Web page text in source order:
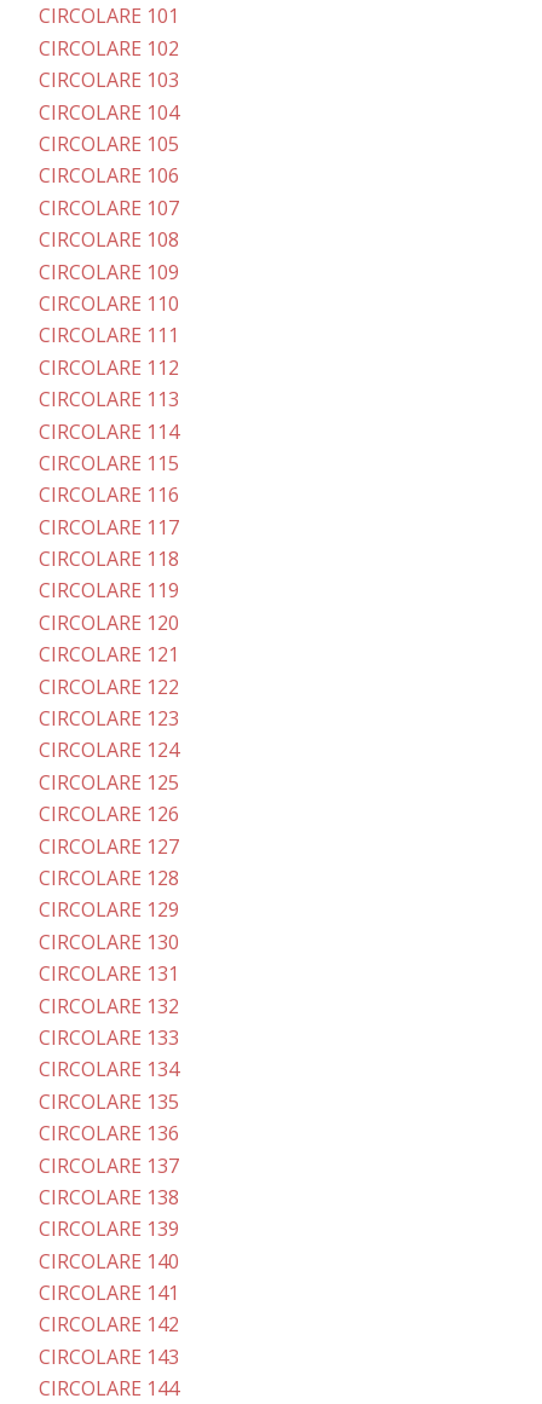
CIRCOLARE 101
CIRCOLARE 102
CIRCOLARE 103
CIRCOLARE 104
CIRCOLARE 105
CIRCOLARE 106
CIRCOLARE 107
CIRCOLARE 108
CIRCOLARE 109
CIRCOLARE 110
CIRCOLARE 111
CIRCOLARE 112
CIRCOLARE 113
CIRCOLARE 114
CIRCOLARE 115
CIRCOLARE 116
CIRCOLARE 117
CIRCOLARE 118
CIRCOLARE 119
CIRCOLARE 120
CIRCOLARE 121
CIRCOLARE 122
CIRCOLARE 123
CIRCOLARE 124
CIRCOLARE 125
CIRCOLARE 126
CIRCOLARE 127
CIRCOLARE 128
CIRCOLARE 129
CIRCOLARE 130
CIRCOLARE 131
CIRCOLARE 132
CIRCOLARE 133
CIRCOLARE 134
CIRCOLARE 135
CIRCOLARE 136
CIRCOLARE 137
CIRCOLARE 138
CIRCOLARE 139
CIRCOLARE 140
CIRCOLARE 141
CIRCOLARE 142
CIRCOLARE 143
CIRCOLARE 144